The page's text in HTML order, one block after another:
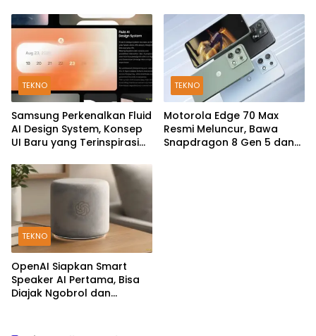
Baterai 6000mAh
TEKNO
Samsung Perkenalkan Fluid
AI Design System, Konsep
UI Baru yang Terinspirasi
TEKNO
Motorola Edge 70 Max
Resmi Meluncur, Bawa
Snapdragon 8 Gen 5 dan
TEKNO
OpenAI Siapkan Smart
Speaker AI Pertama, Bisa
Diajak Ngobrol dan